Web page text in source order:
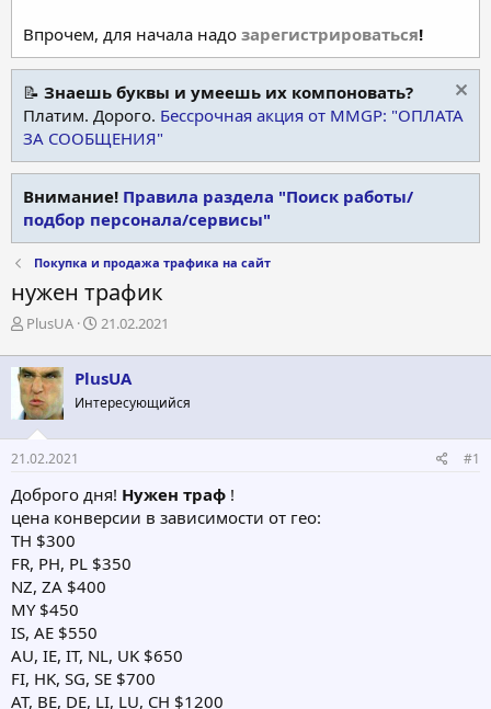
Впрочем, для начала надо зарегистрироваться!
📝 Знаешь буквы и умеешь их компоновать?
Платим. Дорого. Бессрочная акция от MMGP: "ОПЛАТА
ЗА СООБЩЕНИЯ"
Внимание! Правила раздела "Поиск работы/
подбор персонала/сервисы"
Покупка и продажа трафика на сайт
нужен трафик
А
т
о
р
т
е
м
PlusUA
Д
т
а
н
ч
а
21.02.2021
PlusUA
Интересующийся
21.02.2021 #1
Доброго дня! Нужен траф !
цена конверсии в зависимости от гео:
TH $300
FR, PH, PL $350
NZ, ZA $400
MY $450
IS, AE $550
AU, IE, IT, NL, UK $650
FI, HK, SG, SE $700
AT, BE, DE, LI, LU, CH $1200